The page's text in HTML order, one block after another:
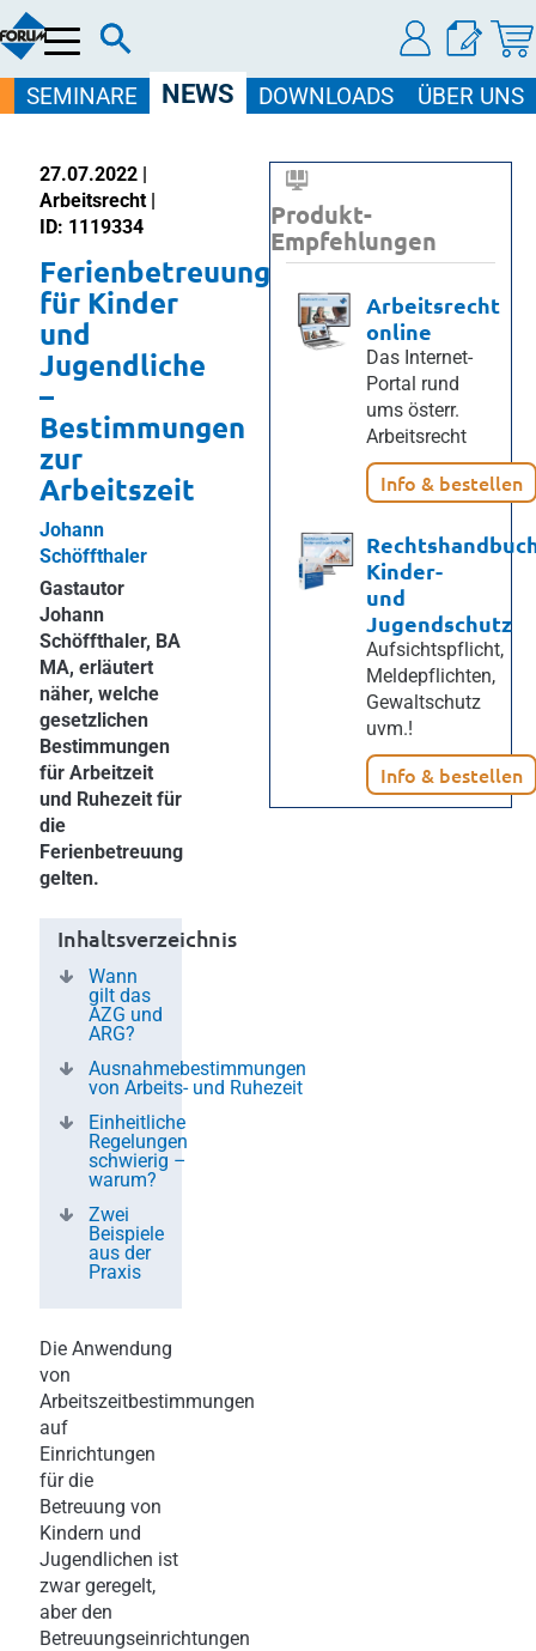
Menü
SEMINARE NEWS DOWNLOADS ÜBER UNS
27.07.2022 |
Arbeitsrecht |
ID: 1119334
Ferienbetreuung
für Kinder
und
Jugendliche
–
Bestimmungen
zur
Arbeitszeit
Johann
Schöffthaler
Gastautor
Johann
Schöffthaler, BA
MA, erläutert
näher, welche
gesetzlichen
Bestimmungen
für Arbeitzeit
und Ruhezeit für
die
Ferienbetreuung
gelten.
Inhaltsverzeichnis
Wann
gilt das
AZG und
ARG?
Ausnahmebestimmungen
von Arbeits- und Ruhezeit
Einheitliche
Regelungen
schwierig –
warum?
Zwei
Beispiele
aus der
Praxis
Die Anwendung
von
Arbeitszeitbestimmungen
auf
Einrichtungen
für die
Betreuung von
Kindern und
Jugendlichen ist
zwar geregelt,
aber den
Betreuungseinrichtungen
Produkt-
Empfehlungen
Arbeitsrecht
online
Das Internet-
Portal rund
ums österr.
Arbeitsrecht
Info & bestellen
Kinder-
und
Jugendschutz
Aufsichtspflicht,
Meldepflichten,
Gewaltschutz
uvm.!
Info & bestellen